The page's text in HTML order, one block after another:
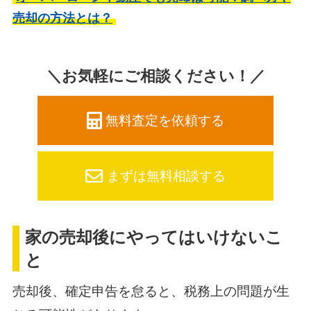
売却の方法とは？
＼お気軽にご相談ください！／
無料査定を依頼する
まずは無料相談する
家の売却後にやってはいけないこ
と
売却後、確定申告を怠ると、税務上の問題が生